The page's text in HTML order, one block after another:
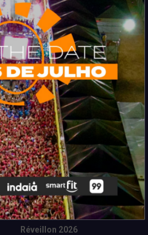
do entretenimento na região de
exclusivas e muito mais.
Marketing E Negócios
Música
News Tech
Réveillon 2026